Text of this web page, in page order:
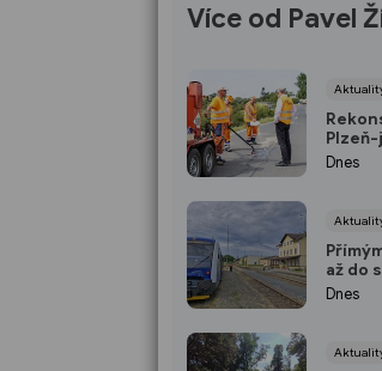
Více od Pavel
Dnes
až do
Dnes